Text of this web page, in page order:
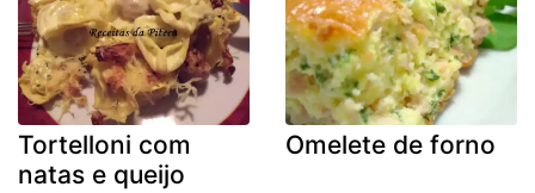
Tortelloni com
natas e queijo
Omelete de forno